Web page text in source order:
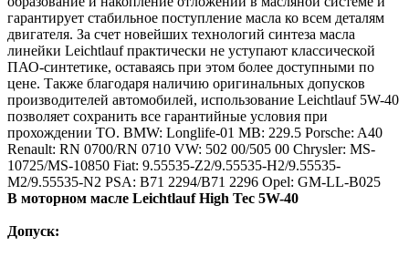
гарантирует стабильное поступление масла ко всем деталям
двигателя. За счет новейших технологий синтеза масла
линейки Leichtlauf практически не уступают классической
ПАО-синтетике, оставаясь при этом более доступными по
цене. Также благодаря наличию оригинальных допусков
производителей автомобилей, использование Leichtlauf 5W-40
позволяет сохранить все гарантийные условия при
прохождении ТО. BMW: Longlife-01 MB: 229.5 Porsche: A40
Renault: RN 0700/RN 0710 VW: 502 00/505 00 Chrysler: MS-
10725/MS-10850 Fiat: 9.55535-Z2/9.55535-H2/9.55535-
M2/9.55535-N2 PSA: B71 2294/B71 2296 Opel: GM-LL-B025
В моторном масле Leichtlauf High Tec 5W-40
Допуск: